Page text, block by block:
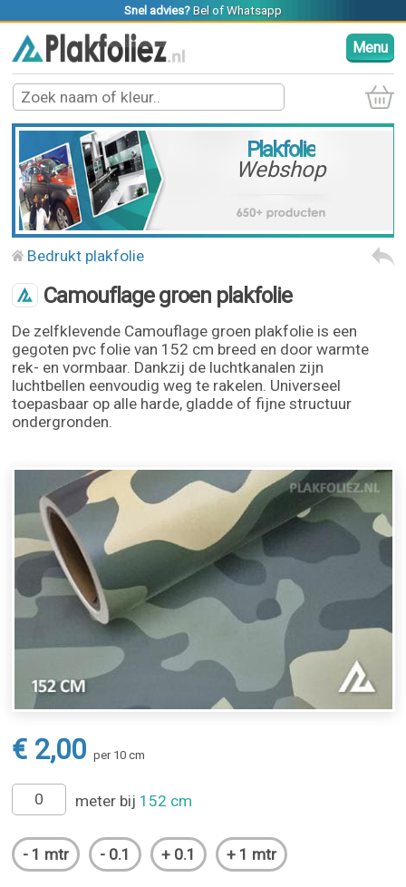
Snel advies? Belof Whatsapp
Menu
Plakfolie
Webshop
Bedrukt plakfolie
Camouflage groen plakfolie
De zelfklevende Camouflage groen plakfolie is een
gegoten pvc folie van 152 cm breed en door warmte
rek- en vormbaar. Dankzij de luchtkanalen zijn
luchtbellen eenvoudig weg te rakelen. Universeel
toepasbaar op alle harde, gladde of fijne structuur
ondergronden.
€ 2,00 per 10 cm
meter bij 152 cm